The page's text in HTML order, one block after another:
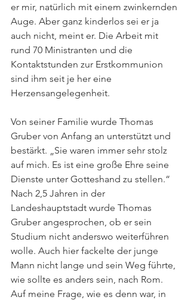
er mir, natürlich mit einem zwinkernden
Auge. Aber ganz kinderlos sei er ja
auch nicht, meint er. Die Arbeit mit
rund 70 Ministranten und die
Kontaktstunden zur Erstkommunion
sind ihm seit je her eine
Herzensangelegenheit.
Von seiner Familie wurde Thomas
Gruber von Anfang an unterstützt und
bestärkt. „Sie waren immer sehr stolz
auf mich. Es ist eine große Ehre seine
Dienste unter Gotteshand zu stellen.“
Nach 2,5 Jahren in der
Landeshauptstadt wurde Thomas
Gruber angesprochen, ob er sein
Studium nicht anderswo weiterführen
wolle. Auch hier fackelte der junge
Mann nicht lange und sein Weg führte,
wie sollte es anders sein, nach Rom.
Auf meine Frage, wie es denn war, in